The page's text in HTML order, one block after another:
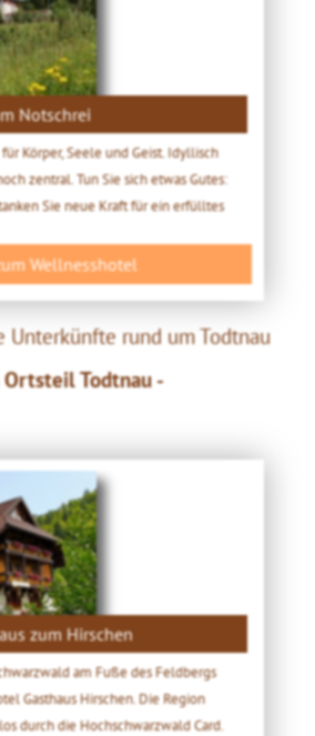
Notschrei
Körper, Seele und Geist. Idyllisch
zentral. Tun Sie sich etwas Gutes:
Sie neue Kraft für ein erfülltes
Wellnesshotel
Unterkünfte rund um Todtnau
Todtnau -
zum Hirschen
am Fuße des Feldbergs
Gasthaus Hirschen. Die Region
durch die Hochschwarzwald Card.